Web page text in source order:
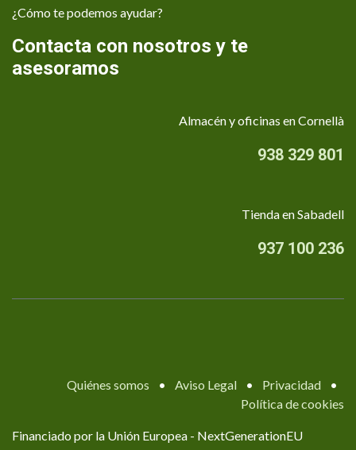
¿Cómo te podemos ayudar?
Contacta con nosotros y te
asesoramos
Almacén y oficinas en Cornellà
938 329 801
Tienda en Sabadell
937 100 236
Quiénes somos • Aviso Legal • Privacidad
•
Política de cookies
Financiado por la Unión Europea - NextGenerationEU